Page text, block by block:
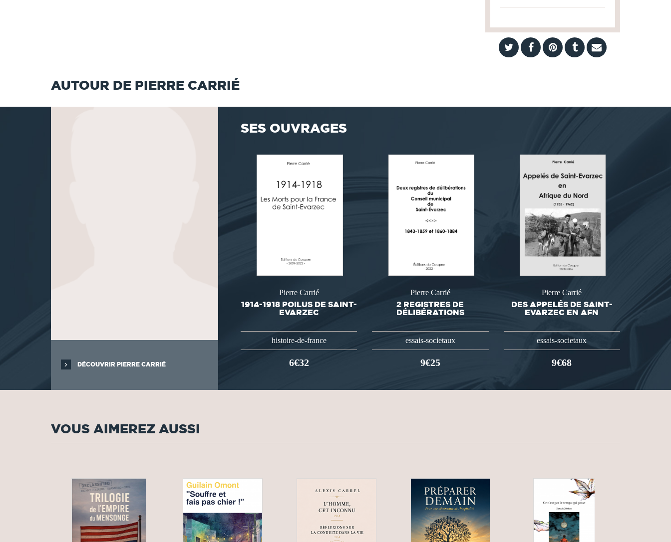
AUTOUR DE PIERRE CARRIÉ
DÉCOUVRIR PIERRE CARRIÉ
SES OUVRAGES
Pierre Carrié
1914-1918 POILUS DE SAINT-
EVARZEC
histoire-de-france
6€32
Pierre Carrié
2 REGISTRES DE
DÉLIBÉRATIONS
essais-societaux
9€25
Pierre Carrié
DES APPELÉS DE SAINT-
EVARZEC EN AFN
essais-societaux
9€68
VOUS AIMEREZ AUSSI